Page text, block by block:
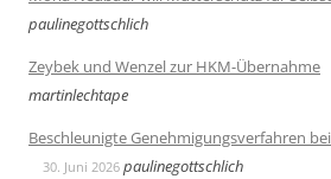
paulinegottschlich
Zeybek und Wenzel zur HKM-Übernahme
martinlechtape
Beschleunigte Genehmigungsverfahren
30. Juni 2026 paulinegottschlich